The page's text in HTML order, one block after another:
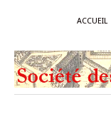
ACCUEIL